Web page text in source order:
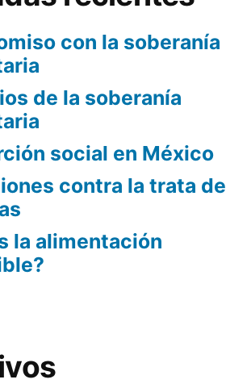
con la soberanía
de la soberanía
social en México
contra la trata de
la alimentación